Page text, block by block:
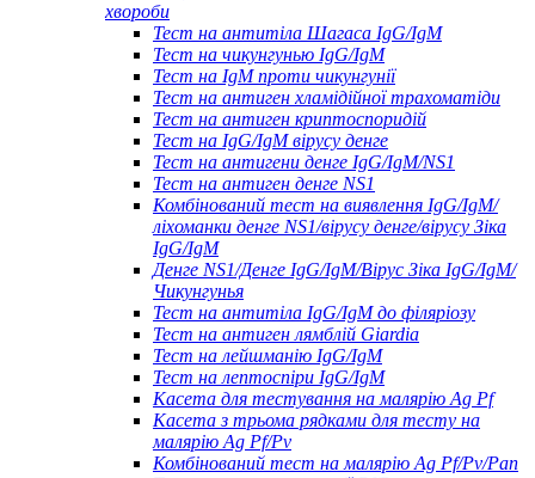
хвороби
Тест на антитіла Шагаса IgG/IgM
Тест на чикунгунью IgG/IgM
Тест на IgM проти чикунгунії
Тест на антиген хламідійної трахоматіди
Тест на антиген криптоспоридій
Тест на IgG/IgM вірусу денге
Тест на антигени денге IgG/IgM/NS1
Тест на антиген денге NS1
Комбінований тест на виявлення IgG/IgM/
ліхоманки денге NS1/вірусу денге/вірусу Зіка
IgG/IgM
Денге NS1/Денге IgG/IgM/Вірус Зіка IgG/IgM/
Чикунгунья
Тест на антитіла IgG/IgM до філяріозу
Тест на антиген лямблій Giardia
Тест на лейшманію IgG/IgM
Тест на лептоспіри IgG/IgM
Касета для тестування на малярію Ag Pf
Касета з трьома рядками для тесту на
малярію Ag Pf/Pv
Комбінований тест на малярію Ag Pf/Pv/Pan